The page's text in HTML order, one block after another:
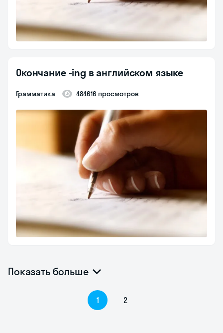
Окончание -ing в английском языке
Грамматика 484616 просмотров
Показать больше
1 2